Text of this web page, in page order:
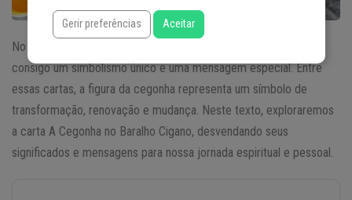
No misterioso universo do Baralho Cigano, cada carta carrega
consigo um simbolismo único e uma mensagem especial. Entre
essas cartas, a figura da cegonha representa um símbolo de
transformação, renovação e mudança. Neste texto, exploraremos
a carta A Cegonha no Baralho Cigano, desvendando seus
significados e mensagens para nossa jornada espiritual e pessoal.
Gerir preferências Aceitar